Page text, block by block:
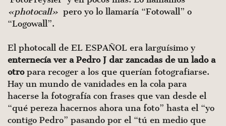
«photocall» pero yo lo llamaría “Fotowall” o
“Logowall”.
El photocall de EL ESPAÑOL era larguísimo y
enternecía ver a Pedro J dar zancadas de un lado a
otropara recoger a los que querían fotografiarse.
Hay un mundo de vanidades en la cola para
hacerse la fotografía con frases que van desde el
“qué pereza hacernos ahora una foto” hasta el “yo
contigo Pedro” pasando por el “tú en medio que